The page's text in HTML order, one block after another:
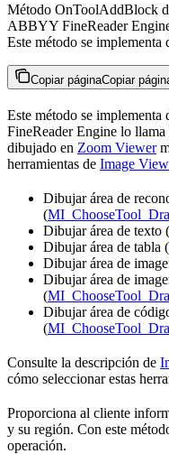
Método OnToolAddBlock
ABBYY FineReader
Este método se implementa
Copiar páginaCopiar
Este método se
FineReader Engine lo
dibujado en Zoom Viewer
herramientas de Image
Dibujar área de
(
Dibujar área de texto (
Dibujar área de tabla (
Dibujar área de
Dibujar área de
(
Dibujar área de
(
Consulte la descripción de
cómo seleccionar estas
Proporciona al cliente
y su región. Con este
operación.